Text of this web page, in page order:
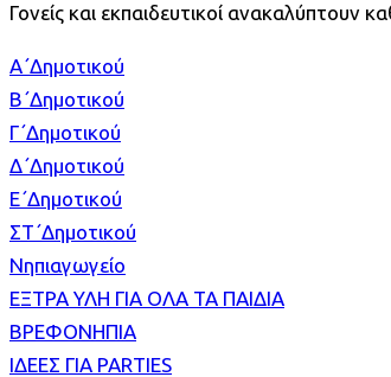
Γονείς και εκπαιδευτικοί ανακαλύπτουν
Α΄Δημοτικού
Β΄Δημοτικού
Γ΄Δημοτικού
Δ΄Δημοτικού
Ε΄Δημοτικού
ΣΤ΄Δημοτικού
Νηπιαγωγείο
ΕΞΤΡΑ ΥΛΗ ΓΙΑ ΟΛΑ ΤΑ ΠΑΙΔΙΑ
ΒΡΕΦΟΝΗΠΙΑ
ΙΔΕΕΣ ΓΙΑ PARTIES